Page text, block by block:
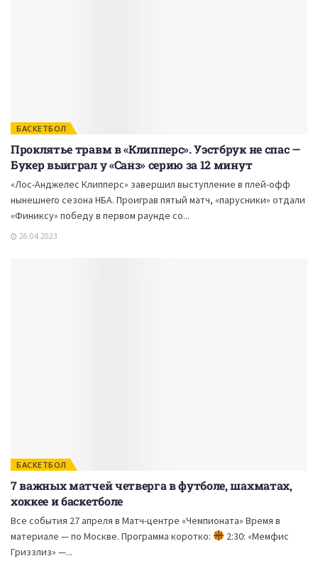
БАСКЕТБОЛ
Проклятье травм в «Клипперс». Уэстбрук не спас —
Букер выиграл у «Санз» серию за 12 минут
«Лос-Анджелес Клипперс» завершил выступление в плей-офф
нынешнего сезона НБА. Проиграв пятый матч, «парусники» отдали
«Финиксу» победу в первом раунде со...
26.04.2023
БАСКЕТБОЛ
7 важных матчей четверга в футболе, шахматах,
хоккее и баскетболе
Все события 27 апреля в Матч-центре «Чемпионата» Время в
материале — по Москве. Программа коротко:
2:30: «Мемфис
Гриззлиз» —...